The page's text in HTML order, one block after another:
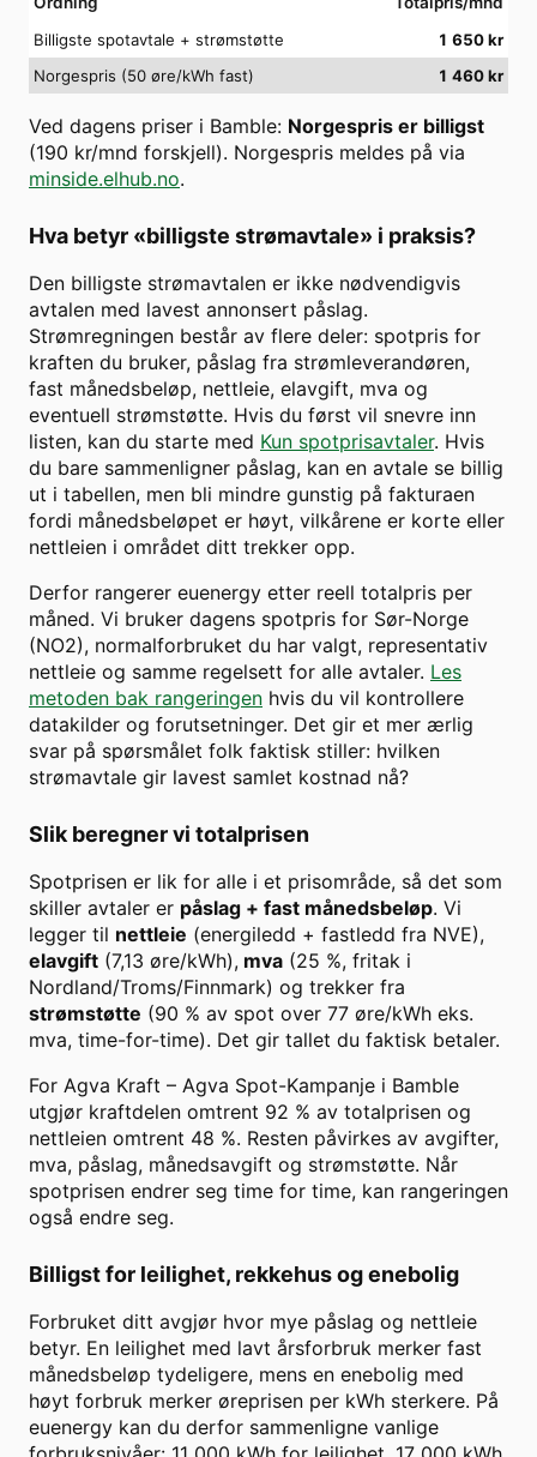
Billigste spotavtale + strømstøtte
1 650kr
Norgespris (50 øre/kWh fast)
1 460kr
Ved dagens priser i Bamble: Norgespris er billigst
(190 kr/mnd forskjell). Norgespris meldes på via
minside.elhub.no.
Hva betyr «billigste strømavtale» i praksis?
Den billigste strømavtalen er ikke nødvendigvis
avtalen med lavest annonsert påslag.
Strømregningen består av flere deler: spotpris for
kraften du bruker, påslag fra strømleverandøren,
fast månedsbeløp, nettleie, elavgift, mva og
eventuell strømstøtte. Hvis du først vil snevre inn
listen, kan du starte med Kun spotprisavtaler. Hvis
du bare sammenligner påslag, kan en avtale se billig
ut i tabellen, men bli mindre gunstig på fakturaen
fordi månedsbeløpet er høyt, vilkårene er korte eller
nettleien i området ditt trekker opp.
Derfor rangerer euenergy etter reell totalpris per
måned. Vi bruker dagens spotpris for Sør-Norge
(NO2), normalforbruket du har valgt, representativ
nettleie og samme regelsett for alle avtaler. Les
metoden bak rangeringen hvis du vil kontrollere
datakilder og forutsetninger. Det gir et mer ærlig
svar på spørsmålet folk faktisk stiller: hvilken
strømavtale gir lavest samlet kostnad nå?
Slik beregner vi totalprisen
Spotprisen er lik for alle i et prisområde, så det som
skiller avtaler er påslag + fast månedsbeløp. Vi
legger til nettleie (energiledd + fastledd fra NVE),
elavgift (7,13 øre/kWh), mva (25 %, fritak i
Nordland/Troms/Finnmark) og trekker fra
strømstøtte (90 % av spot over 77 øre/kWh eks.
mva, time-for-time). Det gir tallet du faktisk betaler.
For Agva Kraft – Agva Spot-Kampanje i Bamble
utgjør kraftdelen omtrent 92 % av totalprisen og
nettleien omtrent 48 %. Resten påvirkes av avgifter,
mva, påslag, månedsavgift og strømstøtte. Når
spotprisen endrer seg time for time, kan rangeringen
også endre seg.
Billigst for leilighet, rekkehus og enebolig
Forbruket ditt avgjør hvor mye påslag og nettleie
betyr. En leilighet med lavt årsforbruk merker fast
månedsbeløp tydeligere, mens en enebolig med
høyt forbruk merker øreprisen per kWh sterkere. På
euenergy kan du derfor sammenligne vanlige